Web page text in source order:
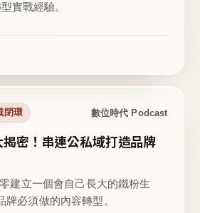
實戰經驗。
閉環 數位時代 Podcast
密！串連公私域打造品牌
建立一個會自己長大的鐵粉生
必須做的內容轉型。